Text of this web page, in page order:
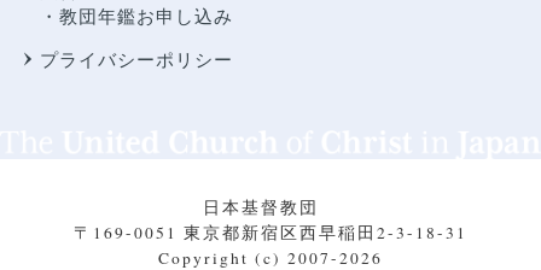
・教団年鑑お申し込み
プライバシーポリシー
日本基督教団
〒169-0051 東京都新宿区西早稲田2-3-18-31
Copyright (c) 2007-2026